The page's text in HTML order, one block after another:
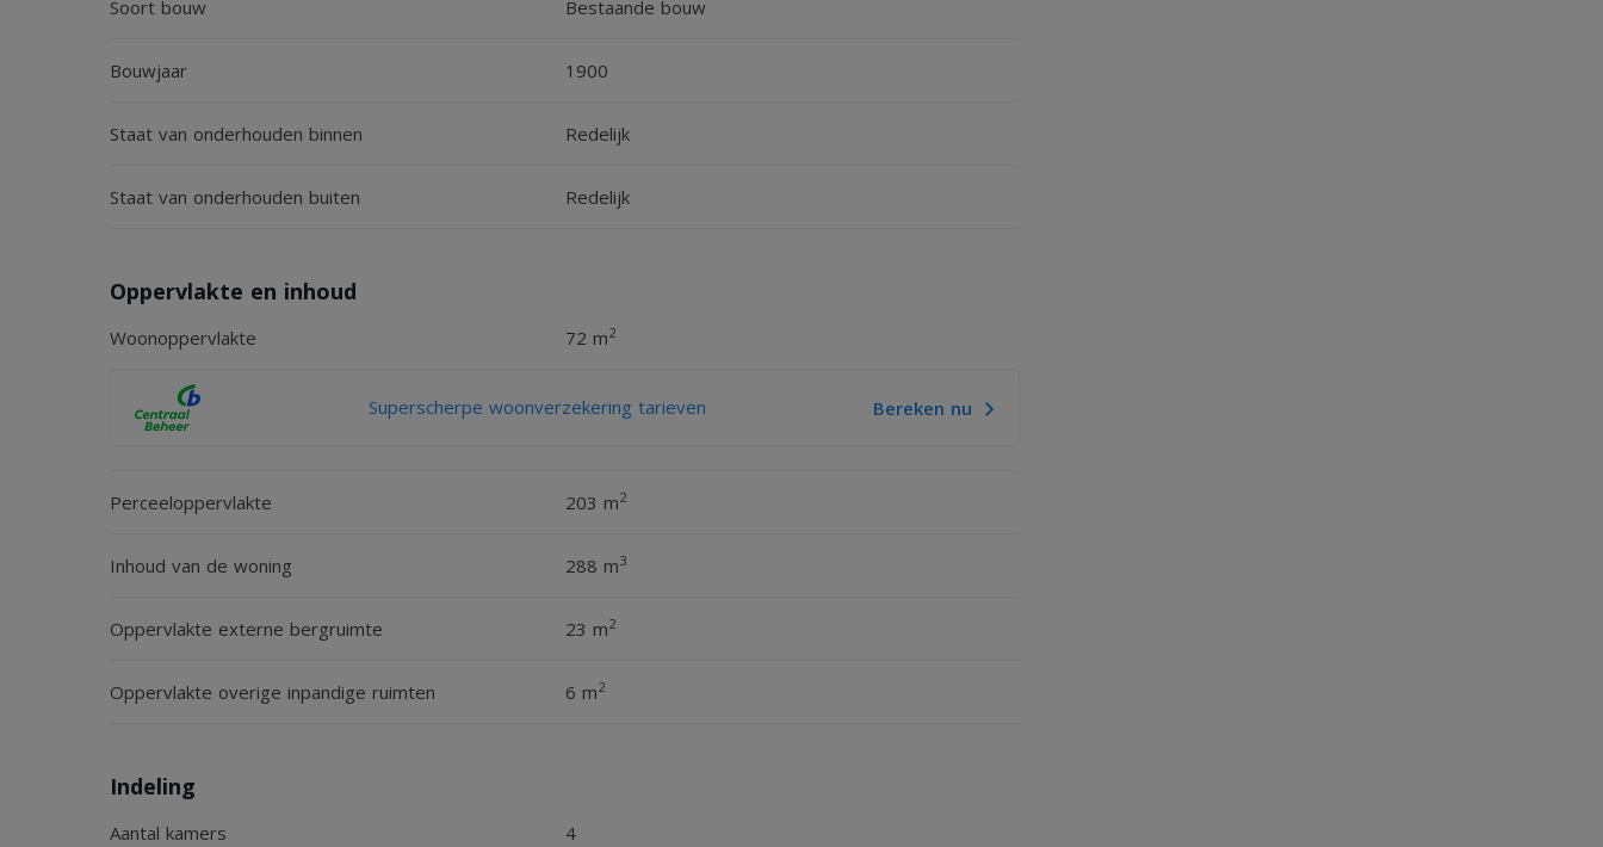
Tuin
achterom en tevens via de berging.
berging/schuur.
Soort bouw Bestaande bouw
Bouwjaar 1900
Staat van onderhouden binnen Redelijk
Staat van onderhouden buiten Redelijk
Oppervlakte en inhoud
Woonoppervlakte 72 m2
Superscherpe woonverzekering tarieven Bereken nu
Perceeloppervlakte 203 m2
Inhoud van de woning 288 m3
Oppervlakte externe bergruimte 23 m2
Oppervlakte overige inpandige ruimten 6 m2
Indeling
Aantal kamers 4